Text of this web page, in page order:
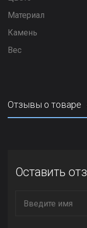
Материал
Камень
Вес
Отзывы о товаре
Оставить